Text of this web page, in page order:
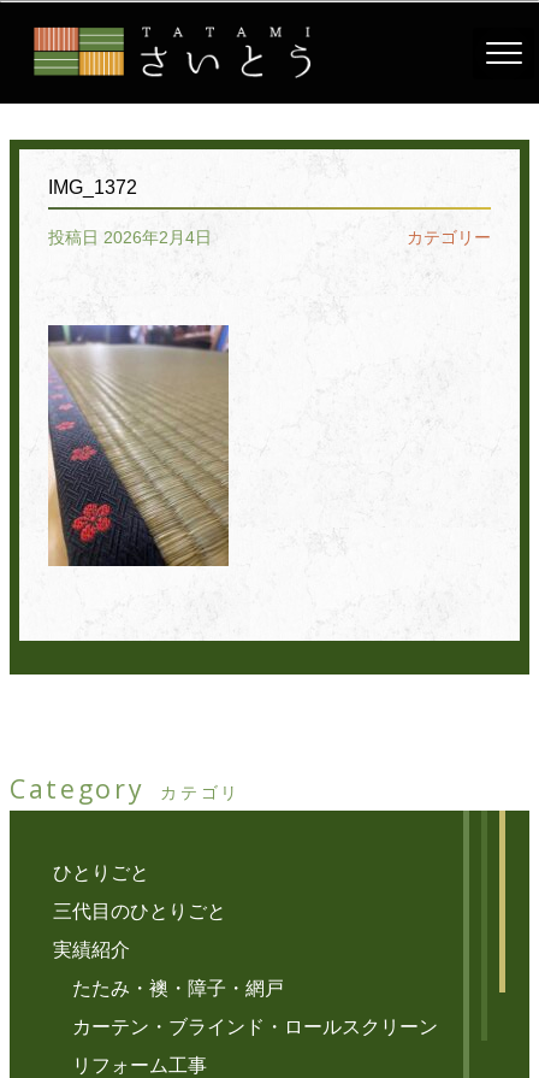
IMG_1372
投稿日 2026年2月4日 カテゴリー
Category カテゴリ
ひとりごと
三代目のひとりごと
実績紹介
たたみ・襖・障子・網戸
カーテン・ブラインド・ロールスクリーン
リフォーム工事